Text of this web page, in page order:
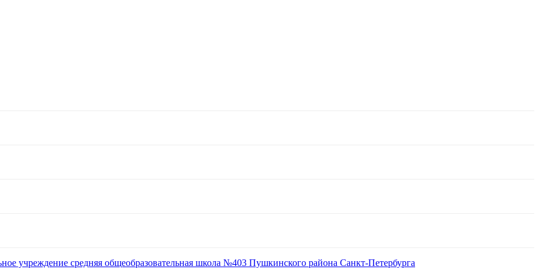
учреждение средняя общеобразовательная школа №403 Пушкинского района Санкт-Петербурга